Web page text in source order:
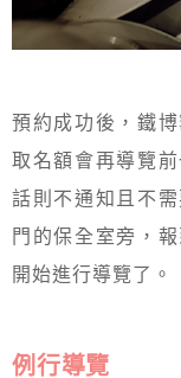
預約成功後，鐵
取名額會再導覽
話則不通知且不
門的保全室旁，
開始進行導覽了。
例行導覽